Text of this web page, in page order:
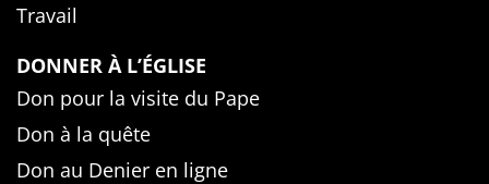
Travail
DONNER À L’ÉGLISE
Don pour la visite du Pape
Don à la quête
Don au Denier en ligne